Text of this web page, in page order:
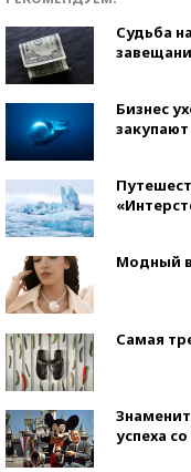
Судьба
Бизнес
Модный
Самая
успеха